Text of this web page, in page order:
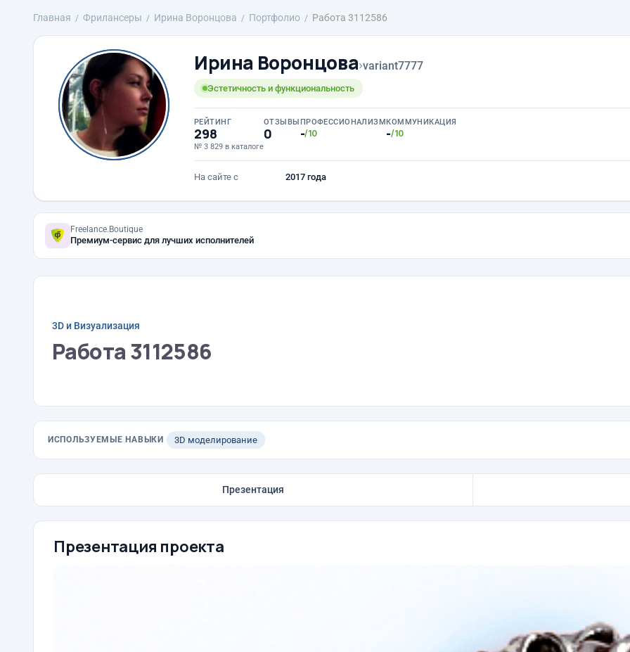
Главная Фрилансеры Ирина Воронцова Портфолио Работа 3112586
Ирина Воронцова›variant7777
Эстетичность и функциональность
РЕЙТИНГ
298
№ 3 829 в каталоге
ОТЗЫВЫ
0
ПРОФЕССИОНАЛИЗМ
-/10
КОММУНИКАЦИЯ
-/10
На сайте с 2017 года
Freelance.Boutique
Премиум-сервис для лучших исполнителей
3D и Визуализация
Работа 3112586
ИСПОЛЬЗУЕМЫЕ НАВЫКИ 3D моделирование
Презентация
Презентация проекта